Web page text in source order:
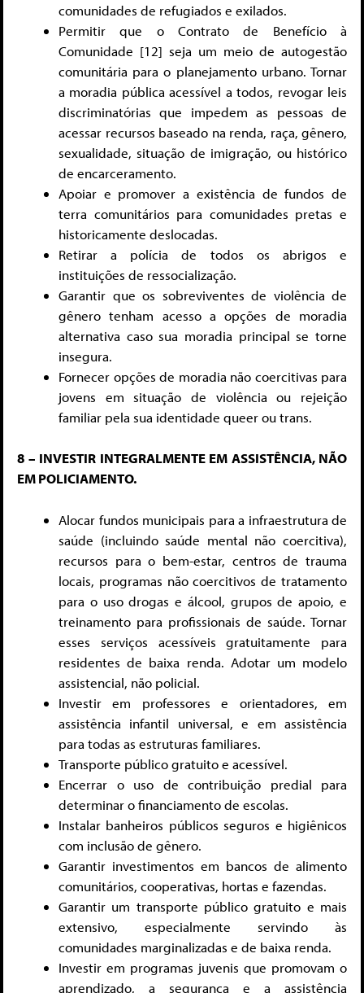
comunidades de refugiados e exilados.
Permitir que o Contrato de Benefício à
Comunidade [12] seja um meio de autogestão
comunitária para o planejamento urbano. Tornar
a moradia pública acessível a todos, revogar leis
discriminatórias que impedem as pessoas de
acessar recursos baseado na renda, raça, gênero,
sexualidade, situação de imigração, ou histórico
de encarceramento.
Apoiar e promover a existência de fundos de
terra comunitários para comunidades pretas e
historicamente deslocadas.
Retirar a polícia de todos os abrigos e
instituições de ressocialização.
Garantir que os sobreviventes de violência de
gênero tenham acesso a opções de moradia
alternativa caso sua moradia principal se torne
insegura.
Fornecer opções de moradia não coercitivas para
jovens em situação de violência ou rejeição
familiar pela sua identidade queer ou trans.
8 – INVESTIR INTEGRALMENTE EM ASSISTÊNCIA, NÃO
EM POLICIAMENTO.
Alocar fundos municipais para a infraestrutura de
saúde (incluindo saúde mental não coercitiva),
recursos para o bem-estar, centros de trauma
locais, programas não coercitivos de tratamento
para o uso drogas e álcool, grupos de apoio, e
treinamento para profissionais de saúde. Tornar
esses serviços acessíveis gratuitamente para
residentes de baixa renda. Adotar um modelo
assistencial, não policial.
Investir em professores e orientadores, em
assistência infantil universal, e em assistência
para todas as estruturas familiares.
Transporte público gratuito e acessível.
Encerrar o uso de contribuição predial para
determinar o financiamento de escolas.
Instalar banheiros públicos seguros e higiênicos
com inclusão de gênero.
Garantir investimentos em bancos de alimento
comunitários, cooperativas, hortas e fazendas.
Garantir um transporte público gratuito e mais
extensivo, especialmente servindo às
comunidades marginalizadas e de baixa renda.
Investir em programas juvenis que promovam o
aprendizado, a segurança e a assistência